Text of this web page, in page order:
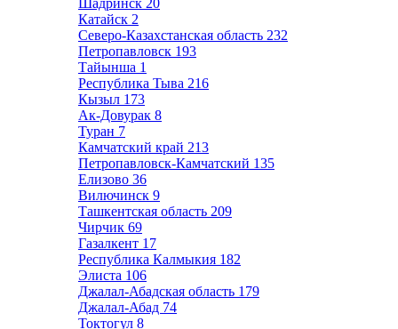
Шадринск 20
Катайск 2
Северо-Казахстанская область 232
Петропавловск 193
Тайынша 1
Республика Тыва 216
Кызыл 173
Ак-Довурак 8
Туран 7
Камчатский край 213
Петропавловск-Камчатский 135
Елизово 36
Вилючинск 9
Ташкентская область 209
Чирчик 69
Газалкент 17
Республика Калмыкия 182
Элиста 106
Джалал-Абадская область 179
Джалал-Абад 74
Токтогул 8